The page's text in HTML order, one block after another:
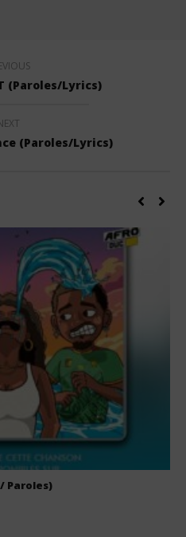
(Paroles/Lyrics)
(Paroles/Lyrics)
Paroles)